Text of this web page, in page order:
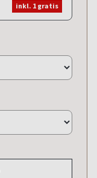
inkl. 1 gratis